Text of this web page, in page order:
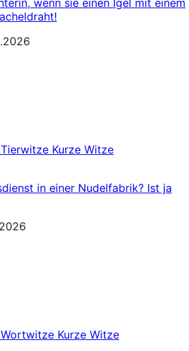
Tierwitze Kurze Witze
in einer Nudelfabrik? Ist ja
Wortwitze Kurze Witze